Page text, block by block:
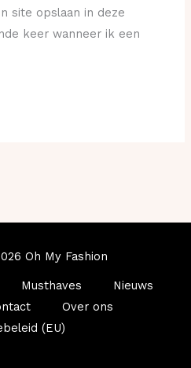
site opslaan in deze
keer wanneer ik een
Oh My Fashion
Musthaves
Nieuws
Over ons
(EU)